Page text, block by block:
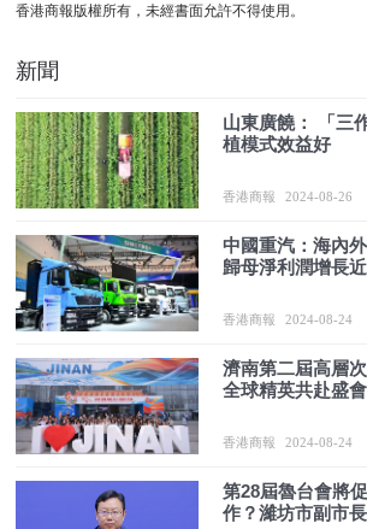
香港商報版權所有，未經書面允許不得使用。
新聞
山東廣饒： 「三
植模式效益好
香港商報 2024-08-26
中國重汽：海內
歸母淨利潤增長
香港商報 2024-08-24
濟南第二屆高層
全球精英共赴盛會
香港商報 2024-08-24
第28屆魯台會將
作？濰坊市副市